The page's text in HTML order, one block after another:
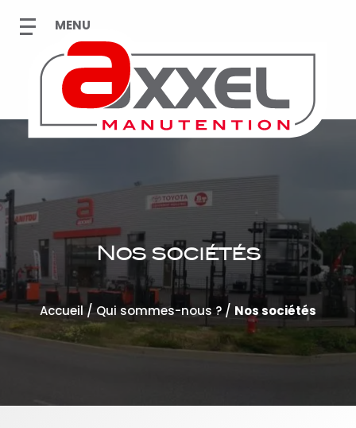
Nos sociétés
Accueil/Qui sommes-nous ? / Nos sociétés